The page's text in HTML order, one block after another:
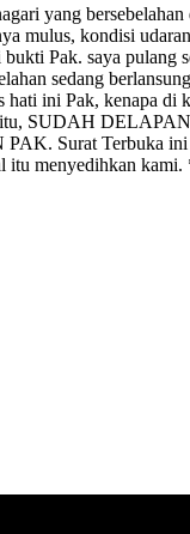
yang
mulus, kondisi
Pak. saya pulang
sedang
hati ini Pak, kenapa di
itu, SUDAH
Surat Terbuka ini
itu menyedihkan